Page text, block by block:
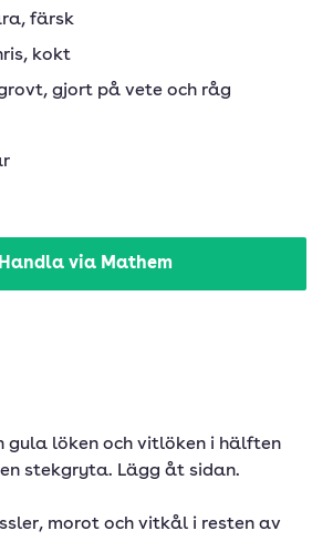
, färsk
, kokt
gjort på vete och råg
Handla via Mathem
gula löken och vitlöken i hälften
stekgryta. Lägg åt sidan.
morot och vitkål i resten av